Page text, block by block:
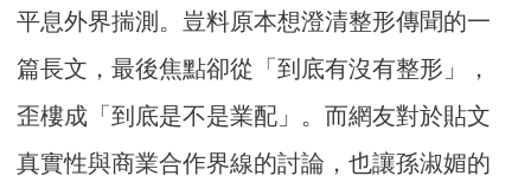
平息外界揣測。豈料原本想澄清整形傳聞的一
篇長文，最後焦點卻從「到底有沒有整形」，
歪樓成「到底是不是業配」。而網友對於貼文
真實性與商業合作界線的討論，也讓孫淑媚的